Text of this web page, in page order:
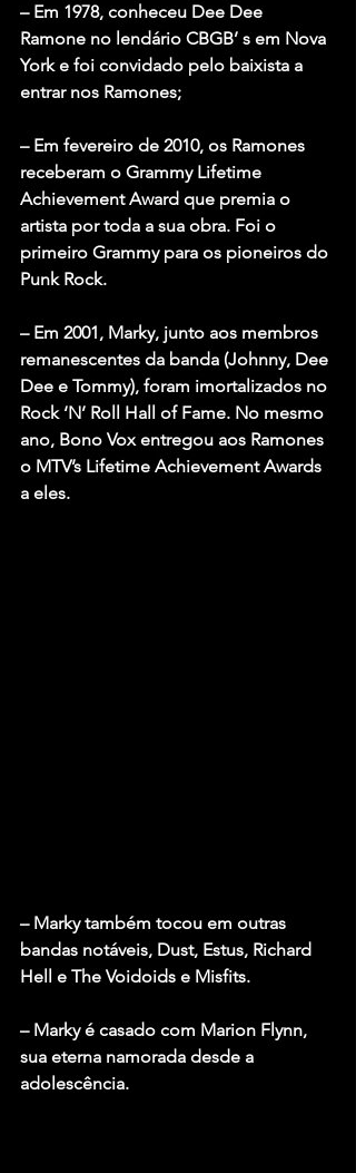
– Em 1978, conheceu Dee Dee
Ramone no lendário CBGB’ s em Nova
York e foi convidado pelo baixista a
entrar nos Ramones;
– Em fevereiro de 2010, os Ramones
receberam o Grammy Lifetime
Achievement Award que premia o
artista por toda a sua obra. Foi o
primeiro Grammy para os pioneiros do
Punk Rock.
– Em 2001, Marky, junto aos membros
remanescentes da banda (Johnny, Dee
Dee e Tommy), foram imortalizados no
Rock ‘N’ Roll Hall of Fame. No mesmo
ano, Bono Vox entregou aos Ramones
o MTV’s Lifetime Achievement Awards
a eles.
– Marky também tocou em outras
bandas notáveis, Dust, Estus, Richard
Hell e The Voidoids e Misfits.
– Marky é casado com Marion Flynn,
sua eterna namorada desde a
adolescência.